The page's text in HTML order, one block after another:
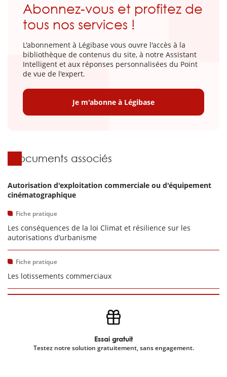
Abonnez-vous et profitez de
tous nos services !
L'abonnement à Légibase vous ouvre l'accès à la
bibliothèque de contenus du site, à notre Assistant
Intelligent et aux réponses personnalisées du Point
de vue de l'expert.
Je m'abonne à Légibase
Documents associés
Autorisation d'exploitation commerciale ou d'équipement
cinématographique
Fiche pratique
Les conséquences de la loi Climat et résilience sur les
autorisations d’urbanisme
Fiche pratique
Les lotissements commerciaux
Essai gratuit
Testez notre solution gratuitement, sans engagement.